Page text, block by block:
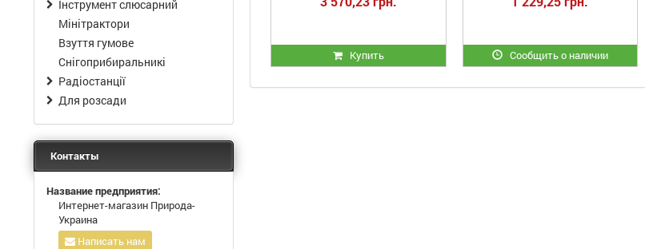
Купить Сообщить о наличии
Інструмент слюсарний
Мінітрактори
Взуття гумове
Снігоприбиральникі
Радіостанції
Для розсади
Контакты
Название предприятия:
Интернет-магазин Природа-
Украина
Написать нам